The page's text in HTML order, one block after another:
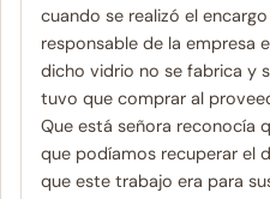
cuando se realizó el
responsable de la empresa
dicho vidrio no se fabrica y
tuvo que comprar al
Que está señora reconocía
que podíamos recuperar el
que este trabajo era para